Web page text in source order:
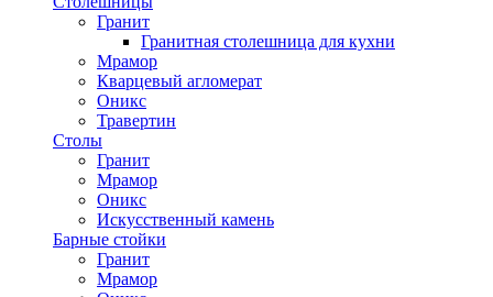
Гранит
Гранитная столешница для кухни
Мрамор
Кварцевый агломерат
Оникс
Травертин
Столы
Гранит
Мрамор
Оникс
Искусственный камень
Барные стойки
Гранит
Мрамор